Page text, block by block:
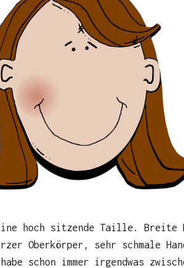
hoch sitzende Taille. Breite
Oberkörper, sehr schmale
schon immer irgendwas